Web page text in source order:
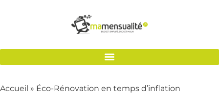
Accueil » Éco-Rénovation en temps d’inflation